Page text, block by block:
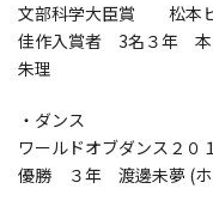
文部科学大臣賞 松本
佳作入賞者 3名３年
朱理
・ダンス
ワールドオブダンス２０
優勝 ３年 渡邊未夢 (ホ